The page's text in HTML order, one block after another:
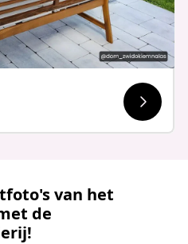
van het
de